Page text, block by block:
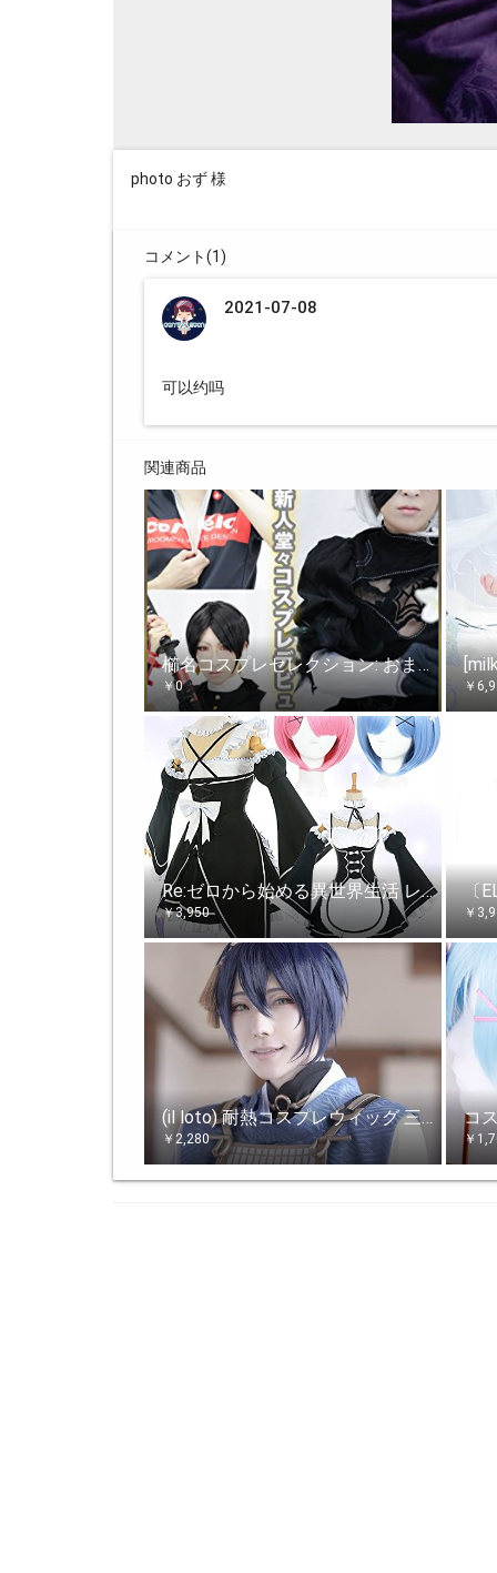
photo おず 様
コメント(1)
2021-07-08
可以约吗
関連商品
櫛名コスプレセレクション: おまけコスプレ自撮りオフショット付
￥0 ￥
Re:ゼロから始める異世界生活 レム 衣装＋ウイッグ コスチューム レディース Ｌサイズ
￥3,950 ￥
(il loto) 耐熱コスプレウィッグ 三日月宗近 刀剣乱舞 とうらぶ cos wig ネット付き
￥ 2,280 ￥